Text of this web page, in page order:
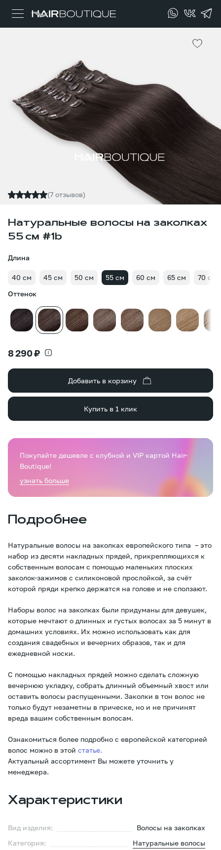
(7 отзывов)
Натуральные волосы на заколках
55 см #1b
Длина
40 см 45 см 50 см 55 см 60 см 65 см
70 см
Оттенок
8 290 ₽
Добавить в корзину
Купить в 1 клик
Подробнее
Натуральные волосы на заколках европейского типа – это
набор из десяти накладных прядей, прикрепляющихся к
собственным волосам с помощью маленьких плоских
заколок-зажимов с силиконовой прослойкой, за счёт
которой пряди крепко держатся на голове и не сползают.
Наборы волос на заколках были придуманы для девушек,
которые мечтают о длинных и густых волосах за 5 минут в
домашних условиях. Их можно использовать как для
создания свадебных и вечерних образов, так и для
ежедневной носки.
С помощью накладных прядей можно сделать сложную
вечернюю укладку, собрать длинный объемный хвост или
оставить волосы распущенными. Заколки в тон волос не
только будут незаметны в прическе, но и не причинят
вреда вашим собственным волосам.
Ознакомиться более подробно с европейской категорией
волос можно в этой статье.
Актуальный ассортимент Вы можете уточнить у
менеджера.
Характеристики
Вид изделия:
Волосы на заколках
Категория:
Натуральные волосы
Покупайте дешевле с клубной и VIP картой Hair-
Boutique!
узнать больше